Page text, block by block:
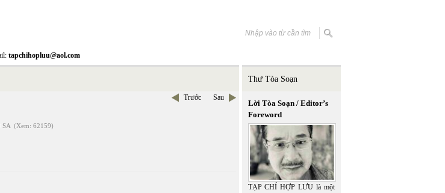
tapchihopluu@aol.com
Trước Sau
SA (Xem: 62159)
Thư Tòa Soạn
Lời Tòa Soạn / Editor’s
Foreword
TẠP CHÍ HỢP LƯU là một